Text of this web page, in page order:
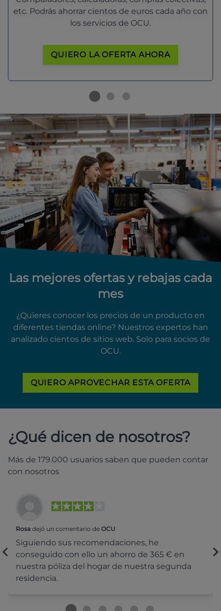
etc. Podrás ahorrar cientos de euros cada año con
los servicios de OCU.
QUIERO LA OFERTA AHORA
Las mejores ofertas y rebajas cada
mes
¿Quieres conocer los precios de un producto en
diferentes tiendas online? Nuestros expertos han
analizado cientos de sitios web. Solo para socios de
OCU.
QUIERO APROVECHAR ESTA OFERTA
¿Qué dicen de nosotros?
Más de 179.000 usuarios saben que pueden contar
con nosotros
Rosa dejó un comentario de OCU
Siguiendo sus recomendaciones, he
conseguido con ello un ahorro de 365 € en
nuestra póliza del hogar de nuestra segunda
residencia.